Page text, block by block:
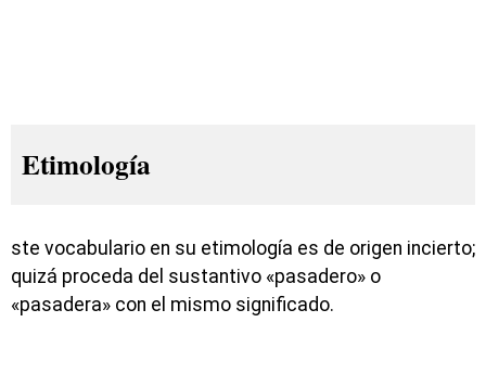
Etimología
ste vocabulario en su etimología es de origen incierto;
quizá proceda del sustantivo «pasadero» o
«pasadera» con el mismo significado.